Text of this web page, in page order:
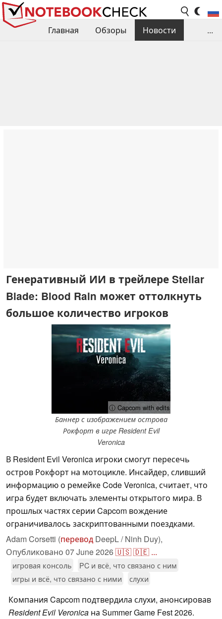
Главная Обзоры
Новости
...
Генеративный ИИ в трейлере Stellar
Blade: Blood Rain может оттолкнуть
большое количество игроков
ⓘ Capcom with edits
Баннер с изображением острова
Рокфорт в игре Resident Evil
Veronica
В Resident Evil Veronica игроки смогут пересечь
остров Рокфорт на мотоцикле. Инсайдер, сливший
информацию о ремейке Code Veronica, считает, что
игра будет включать элементы открытого мира. В
прошлых частях серии Capcom вождение
ограничивалось заскриптованными поездками.
Adam Corsetti (перевод DeepL / Ninh Duy),
Опубликовано 07 June 2026🇺🇸🇩🇪 ...
игровая консоль
PC и всё, что связано с ним
игры и всё, что связано с ними
слухи
Компания Capcom подтвердила слухи, анонсировав
Resident Evil Veronica на Summer Game Fest 2026.